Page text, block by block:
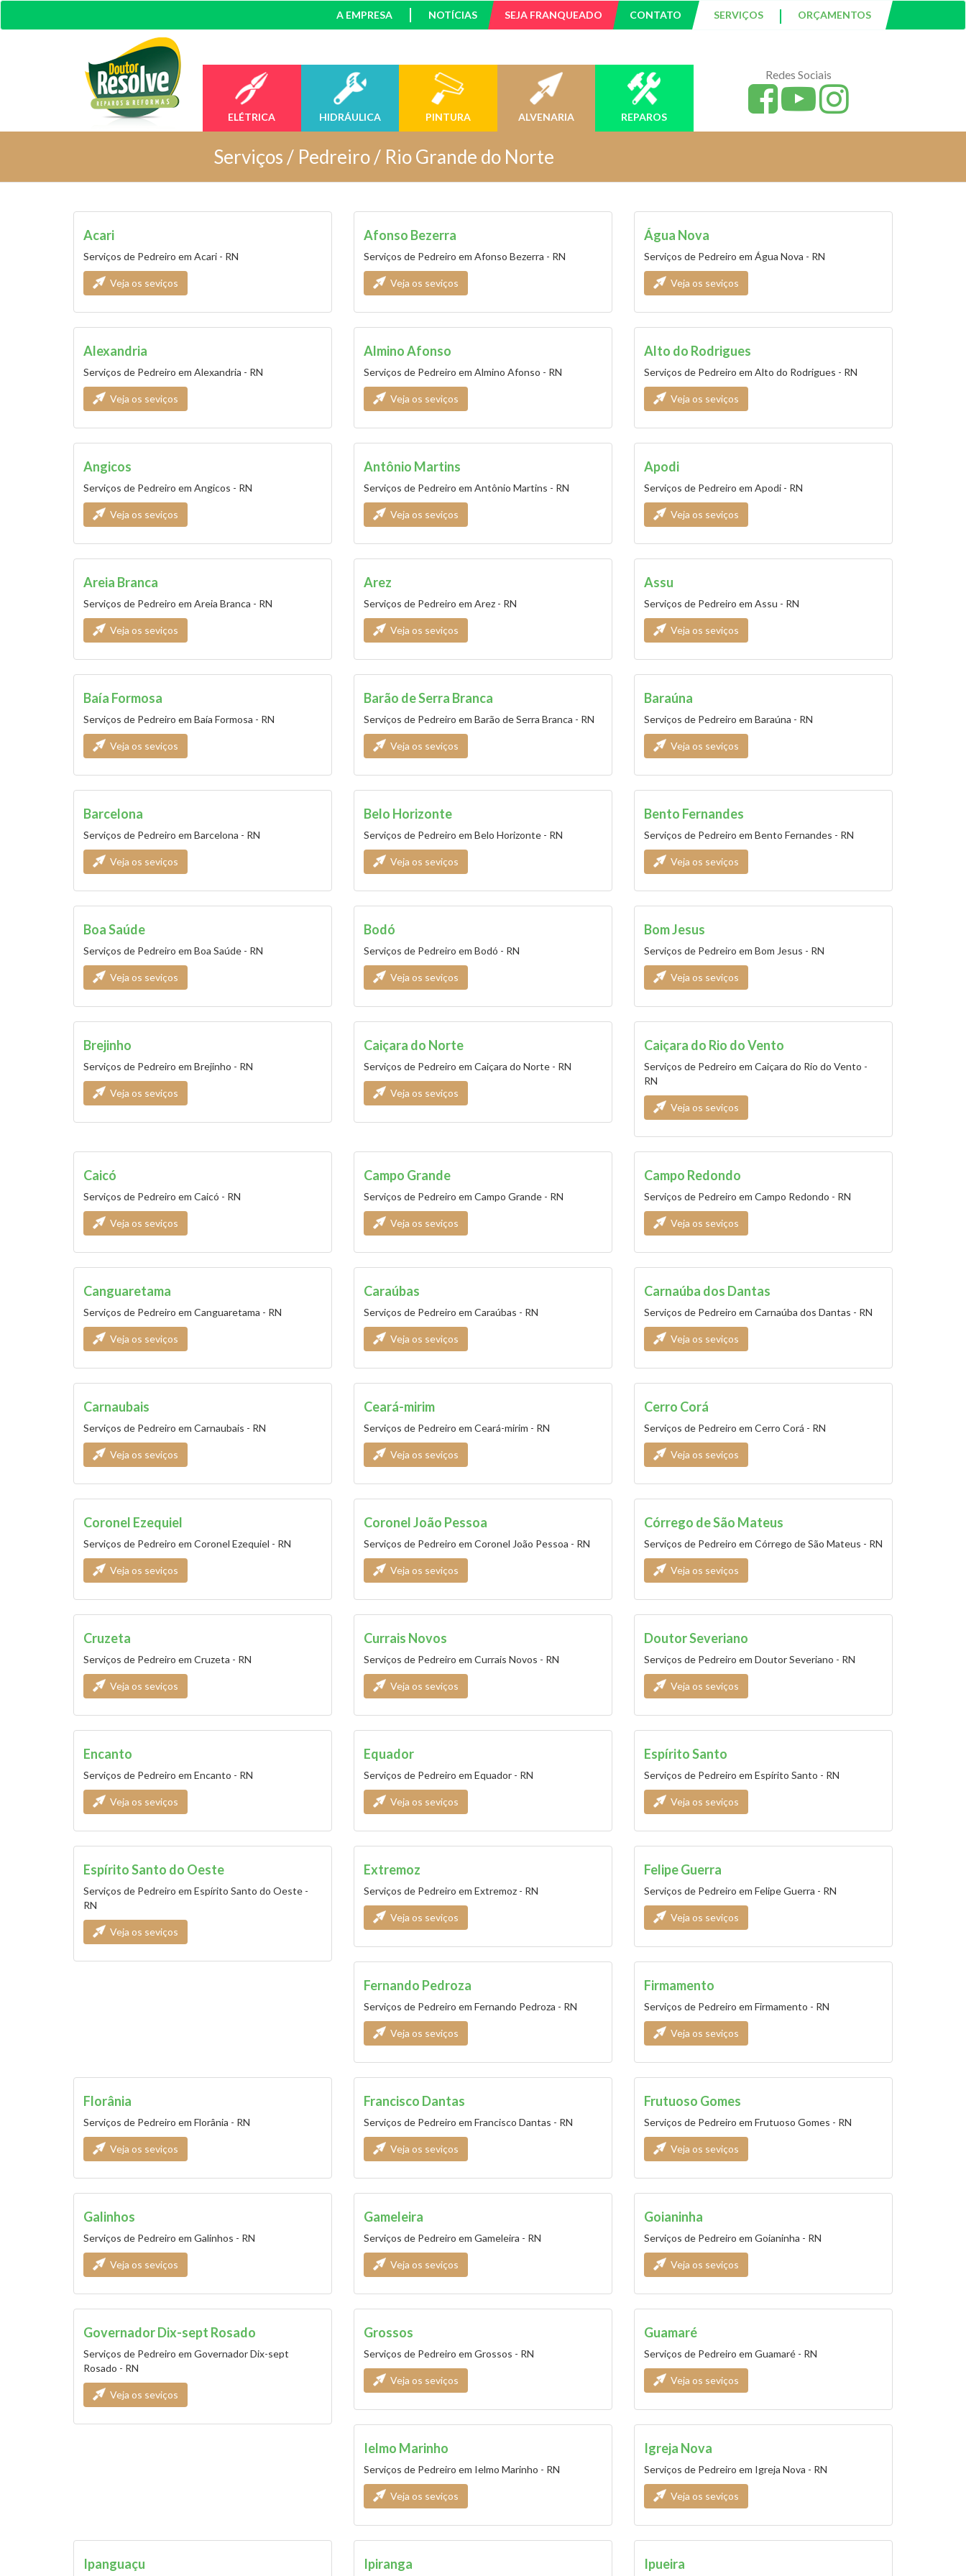
A EMPRESA NOTÍCIAS SEJA FRANQUEADO CONTATO SERVIÇOS | ORÇAMENTOS
ELÉTRICA HIDRÁULICA PINTURA ALVENARIA REPAROS
Redes Sociais
Serviços / Pedreiro / Rio Grande do Norte
Acari
Serviços de Pedreiro em Acari - RN
Veja os seviços
Afonso Bezerra
Serviços de Pedreiro em Afonso Bezerra - RN
Veja os seviços
Água Nova
Serviços de Pedreiro em Água Nova - RN
Veja os seviços
Alexandria
Serviços de Pedreiro em Alexandria - RN
Veja os seviços
Almino Afonso
Serviços de Pedreiro em Almino Afonso - RN
Veja os seviços
Alto do Rodrigues
Serviços de Pedreiro em Alto do Rodrigues - RN
Veja os seviços
Angicos
Serviços de Pedreiro em Angicos - RN
Veja os seviços
Antônio Martins
Serviços de Pedreiro em Antônio Martins - RN
Veja os seviços
Apodi
Serviços de Pedreiro em Apodi - RN
Veja os seviços
Areia Branca
Serviços de Pedreiro em Areia Branca - RN
Veja os seviços
Arez
Serviços de Pedreiro em Arez - RN
Veja os seviços
Assu
Serviços de Pedreiro em Assu - RN
Veja os seviços
Baía Formosa
Serviços de Pedreiro em Baía Formosa - RN
Veja os seviços
Barão de Serra Branca
Serviços de Pedreiro em Barão de Serra Branca - RN
Veja os seviços
Baraúna
Serviços de Pedreiro em Baraúna - RN
Veja os seviços
Barcelona
Serviços de Pedreiro em Barcelona - RN
Veja os seviços
Belo Horizonte
Serviços de Pedreiro em Belo Horizonte - RN
Veja os seviços
Bento Fernandes
Serviços de Pedreiro em Bento Fernandes - RN
Veja os seviços
Boa Saúde
Serviços de Pedreiro em Boa Saúde - RN
Veja os seviços
Bodó
Serviços de Pedreiro em Bodó - RN
Veja os seviços
Bom Jesus
Serviços de Pedreiro em Bom Jesus - RN
Veja os seviços
Brejinho
Serviços de Pedreiro em Brejinho - RN
Veja os seviços
Caiçara do Norte
Serviços de Pedreiro em Caiçara do Norte - RN
Veja os seviços
Caiçara do Rio do Vento
Serviços de Pedreiro em Caiçara do Rio do Vento -
RN
Veja os seviços
Caicó
Serviços de Pedreiro em Caicó - RN
Veja os seviços
Campo Grande
Serviços de Pedreiro em Campo Grande - RN
Veja os seviços
Campo Redondo
Serviços de Pedreiro em Campo Redondo - RN
Veja os seviços
Canguaretama
Serviços de Pedreiro em Canguaretama - RN
Veja os seviços
Caraúbas
Serviços de Pedreiro em Caraúbas - RN
Veja os seviços
Carnaúba dos Dantas
Serviços de Pedreiro em Carnaúba dos Dantas - RN
Veja os seviços
Carnaubais
Serviços de Pedreiro em Carnaubais - RN
Veja os seviços
Ceará-mirim
Serviços de Pedreiro em Ceará-mirim - RN
Veja os seviços
Cerro Corá
Serviços de Pedreiro em Cerro Corá - RN
Veja os seviços
Coronel Ezequiel
Serviços de Pedreiro em Coronel Ezequiel - RN
Veja os seviços
Coronel João Pessoa
Serviços de Pedreiro em Coronel João Pessoa - RN
Veja os seviços
Córrego de São Mateus
Serviços de Pedreiro em Córrego de São Mateus - RN
Veja os seviços
Cruzeta
Serviços de Pedreiro em Cruzeta - RN
Veja os seviços
Currais Novos
Serviços de Pedreiro em Currais Novos - RN
Veja os seviços
Doutor Severiano
Serviços de Pedreiro em Doutor Severiano - RN
Veja os seviços
Encanto
Serviços de Pedreiro em Encanto - RN
Veja os seviços
Equador
Serviços de Pedreiro em Equador - RN
Veja os seviços
Espírito Santo
Serviços de Pedreiro em Espírito Santo - RN
Veja os seviços
Espírito Santo do Oeste
Serviços de Pedreiro em Espírito Santo do Oeste -
RN
Veja os seviços
Extremoz
Serviços de Pedreiro em Extremoz - RN
Veja os seviços
Felipe Guerra
Serviços de Pedreiro em Felipe Guerra - RN
Veja os seviços
Fernando Pedroza
Serviços de Pedreiro em Fernando Pedroza - RN
Veja os seviços
Firmamento
Serviços de Pedreiro em Firmamento - RN
Veja os seviços
Florânia
Serviços de Pedreiro em Florânia - RN
Veja os seviços
Francisco Dantas
Serviços de Pedreiro em Francisco Dantas - RN
Veja os seviços
Frutuoso Gomes
Serviços de Pedreiro em Frutuoso Gomes - RN
Veja os seviços
Galinhos
Serviços de Pedreiro em Galinhos - RN
Veja os seviços
Gameleira
Serviços de Pedreiro em Gameleira - RN
Veja os seviços
Goianinha
Serviços de Pedreiro em Goianinha - RN
Veja os seviços
Governador Dix-sept Rosado
Serviços de Pedreiro em Governador Dix-sept
Rosado - RN
Veja os seviços
Grossos
Serviços de Pedreiro em Grossos - RN
Veja os seviços
Guamaré
Serviços de Pedreiro em Guamaré - RN
Veja os seviços
Ielmo Marinho
Serviços de Pedreiro em Ielmo Marinho - RN
Veja os seviços
Igreja Nova
Serviços de Pedreiro em Igreja Nova - RN
Veja os seviços
Ipanguaçu Ipiranga Ipueira